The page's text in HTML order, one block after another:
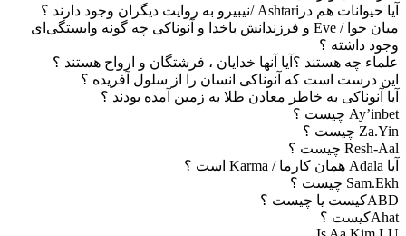
آیا حیوانات هم درAshtari /نیبیرو به روایت دیگران وجود دارند ؟
میان حوا / Eve و فرزندانش باخدا و آنوناکی چه گونه وابستگی‌ای
وجود داشته ؟
علماء چه هستند ؟آیا آنها خدایان ، فرشتگان و ارواح هستند ؟
این درست است که آنوناکی انسان را از سلول آفریده ؟
آیا آنوناکی به خاطر معادن طلا به زمین آمده بودند ؟
Ay’inbet چیست ؟
Za.Yin چیست ؟
Resh-Aal چیست ؟
آیا Adala همان کارما / Karma است ؟
Sam.Ekh چیست ؟
ABDکیست یا چیست ؟
Ahatکیست ؟